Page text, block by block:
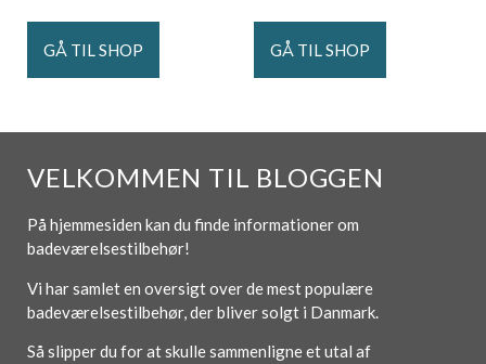
GÅ TIL SHOP GÅ TIL SHOP
VELKOMMEN TIL BLOGGEN
På hjemmesiden kan du finde informationer om
badeværelsestilbehør!
Vi har samlet en oversigt over de mest populære
badeværelsestilbehør, der bliver solgt i Danmark.
Så slipper du for at skulle sammenligne et utal af